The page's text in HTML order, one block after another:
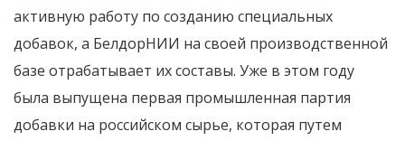
активную работу по созданию специальных
добавок, а БелдорНИИ на своей производственной
базе отрабатывает их составы. Уже в этом году
была выпущена первая промышленная партия
добавки на российском сырье, которая путем